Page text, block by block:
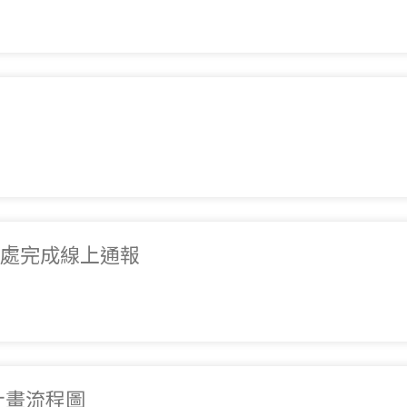
完成線上通報
畫流程圖